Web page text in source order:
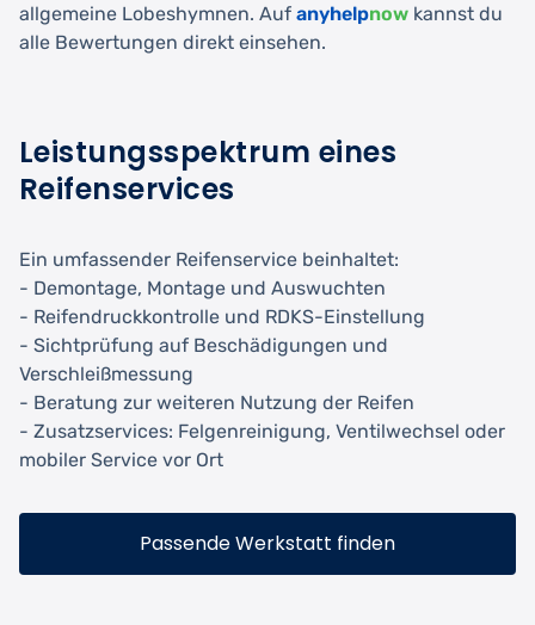
allgemeine Lobeshymnen. Auf anyhelpnow kannst du
alle Bewertungen direkt einsehen.
Leistungsspektrum eines
Reifenservices
Ein umfassender Reifenservice beinhaltet:
- Demontage, Montage und Auswuchten
- Reifendruckkontrolle und RDKS-Einstellung
- Sichtprüfung auf Beschädigungen und
Verschleißmessung
- Beratung zur weiteren Nutzung der Reifen
- Zusatzservices: Felgenreinigung, Ventilwechsel oder
mobiler Service vor Ort
Passende Werkstatt finden